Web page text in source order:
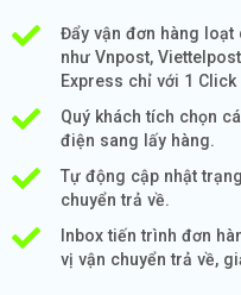
Đẩy vận đơn hàng loạt
như Vnpost,
Express chỉ với 1 Click
Quý khách tích chọn
điện sang lấy hàng.
Tự động cập nhật
chuyển trả về.
Inbox tiến trình đơn
vị vận chuyển trả về,